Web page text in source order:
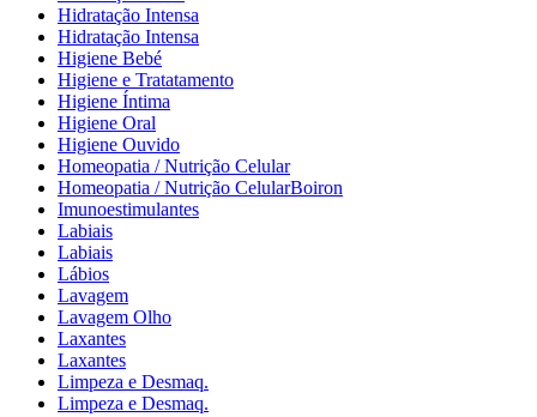
Hidratação Intensa
Hidratação Intensa
Higiene Bebé
Higiene e Tratatamento
Higiene Íntima
Higiene Oral
Higiene Ouvido
Homeopatia / Nutrição Celular
Homeopatia / Nutrição CelularBoiron
Imunoestimulantes
Labiais
Labiais
Lábios
Lavagem
Lavagem Olho
Laxantes
Laxantes
Limpeza e Desmaq.
Limpeza e Desmaq.